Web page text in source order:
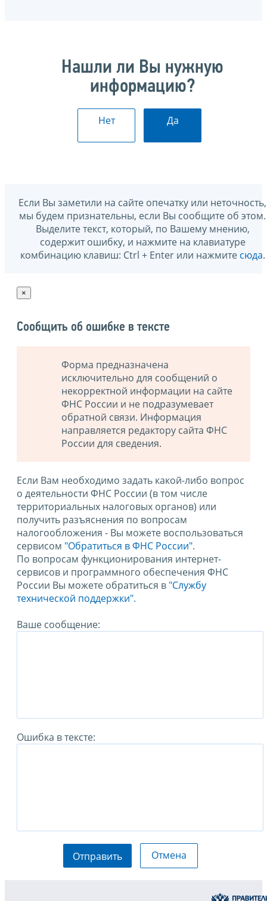
Нашли ли Вы нужную
информацию?
Нет Да
Если Вы заметили на сайте опечатку или неточность,
мы будем признательны, если Вы сообщите об этом.
Выделите текст, который, по Вашему мнению,
содержит ошибку, и нажмите на клавиатуре
комбинацию клавиш: Ctrl + Enter или нажмите сюда.
×
Сообщить об ошибке в тексте
Форма предназначена
исключительно для сообщений о
некорректной информации на сайте
ФНС России и не подразумевает
обратной связи. Информация
направляется редактору сайта ФНС
России для сведения.
Если Вам необходимо задать какой-либо вопрос
о деятельности ФНС России (в том числе
территориальных налоговых органов) или
получить разъяснения по вопросам
налогообложения - Вы можете воспользоваться
сервисом "Обратиться в ФНС России".
По вопросам функционирования интернет-
сервисов и программного обеспечения ФНС
России Вы можете обратиться в "Службу
технической поддержки".
Ваше сообщение:
Ошибка в тексте:
Отправить Отмена